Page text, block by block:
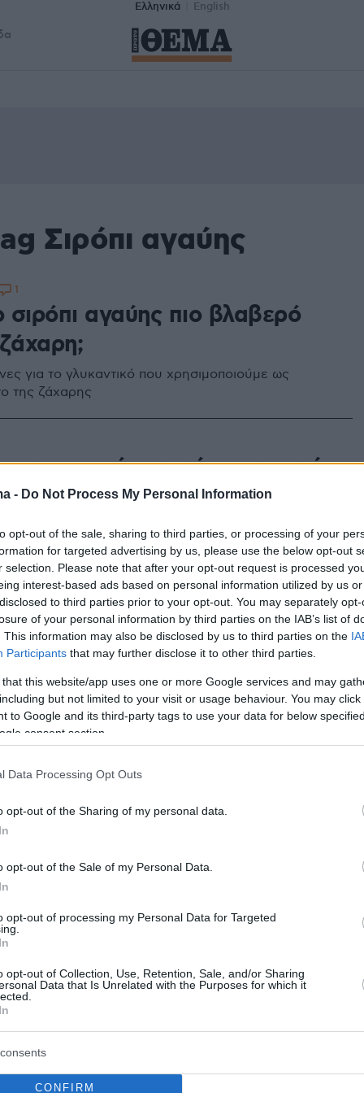
- Do Not Process My Personal Information
opt-out of the sale, sharing to third parties, or processing of your
for targeted advertising by us, please use the below opt-out
selection. Please note that after your opt-out request is processed
interest-based ads based on personal information utilized by us
to third parties prior to your opt-out. You may separately
of your personal information by third parties on the IAB’s list of
This information may also be disclosed by us to third parties on the
Participants that may further disclose it to other third parties.
that this website/app uses one or more Google services and may
but not limited to your visit or usage behaviour. You may
to Google and its third-party tags to use your data for below
consent section.
Data Processing Opt Outs
opt-out of the Sharing of my personal data.
opt-out of the Sale of my Personal Data.
opt-out of processing my Personal Data for Targeted
opt-out of Collection, Use, Retention, Sale, and/or Sharing
Data that Is Unrelated with the Purposes for which it
CONFIRM
Ελληνικά English
Σιρόπι αγαύης
σιρόπι αγαύης πιο βλαβερό
για το γλυκαντικό που χρησιμοποιούμε ως
της ζάχαρης
1
με σιρόπι αγαύης και ταχίνι
των γιορτινών γλυκών και πρωταγωνίστρια της
και Σιρόπι Αγαύης Sunny Via.
δίπλες με σιρόπι αγαύης
χριστουγεννιάτικες δίπλες περιχύνονται με ένα
σιρόπι, με χαμηλότερο γλυκαιμικό δείκτη, που
Σιρόπι Αγαύης Sunny Via.
μπισκότα σαν
χριστουγεννιάτικα μπισκότα που φτιάχνουμε
Σιρόπι Αγαύης Sunny Via αντί για ζάχαρη. Θα
αγαύης: Το πιο αγνό γλυκαντικό
στα ‘90ς όταν οι διαιτολόγοι άρχισαν να
χάρες του. Και από τότε, το σιρόπι αγαύης
ήρθε για να μείνει…